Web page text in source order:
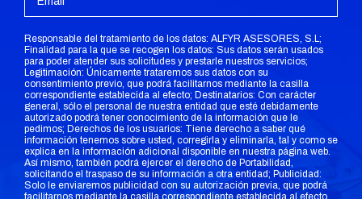
Responsable del tratamiento de los datos: ALFYR ASESORES, S.L;
Finalidad para la que se recogen los datos: Sus datos serán usados
para poder atender sus solicitudes y prestarle nuestros servicios;
Legitimación: Únicamente trataremos sus datos con su
consentimiento previo, que podrá facilitarnos mediante la casilla
correspondiente establecida al efecto; Destinatarios: Con carácter
general, sólo el personal de nuestra entidad que esté debidamente
autorizado podrá tener conocimiento de la información que le
pedimos; Derechos de los usuarios: Tiene derecho a saber qué
información tenemos sobre usted, corregirla y eliminarla, tal y como se
explica en la información adicional disponible en nuestra página web.
Así mismo, también podrá ejercer el derecho de Portabilidad,
solicitando el traspaso de su información a otra entidad; Publicidad:
Solo le enviaremos publicidad con su autorización previa, que podrá
facilitarnos mediante la casilla correspondiente establecida al efecto.